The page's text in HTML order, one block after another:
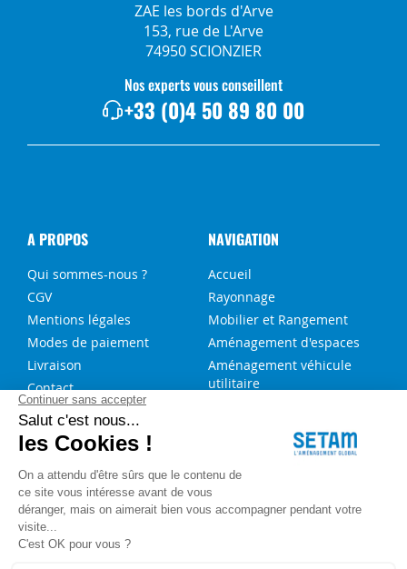
ZAE les bords d'Arve
153, rue de L'Arve
74950 SCIONZIER
Nos experts vous conseillent
+33 (0)4 50 89 80 00
A PROPOS
Qui sommes-nous ?
CGV
Mentions légales
Modes de paiement
Livraison
Contact
NAVIGATION
Accueil
Rayonnage
Mobilier et Rangement
Aménagement d'espaces
Aménagement véhicule
utilitaire
NOS SERVICES
FAQ
Blog
Aide au choix rayonnage
Service de montage